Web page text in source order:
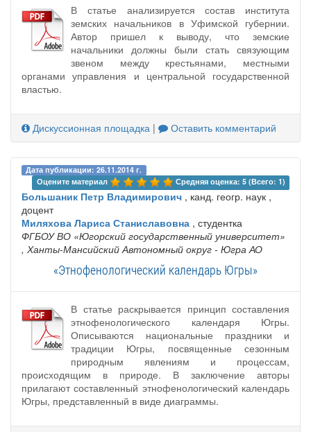
В статье анализируется состав института
земских начальников в Уфимской губернии.
Автор пришел к выводу, что земские
начальники должны были стать связующим
звеном между крестьянами, местными
органами управления и центральной государственной
властью.
Дискуссионная площадка | Оставить комментарий
Дата публикации: 26.11.2014 г.
Оцените материал
Средняя оценка: 5 (Всего: 1)
Большаник Петр Владимирович , канд. геогр. наук ,
доцент
Миляхова Лариса Станиславовна , студентка
ФГБОУ ВО «Югорский государственный университет»
, Ханты-Мансийский Автономный округ - Югра АО
«Этнофенологический календарь Югры»
В статье раскрывается принцип составления
этнофенологического календаря Югры.
Описываются национальные праздники и
традиции Югры, посвященные сезонным
природным явлениям и процессам,
происходящим в природе. В заключение авторы
прилагают составленный этнофенологический календарь
Югры, представленный в виде диаграммы.